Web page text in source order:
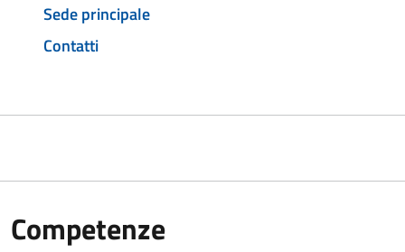
Sede principale
Contatti
Competenze